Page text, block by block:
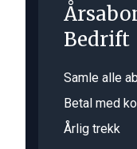
Bedrift
Samle alle
Betal med
Årlig trekk